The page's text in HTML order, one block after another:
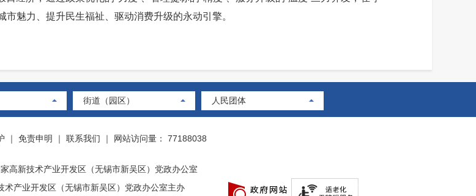
市魅力、提升民生福祉、驱动消费升级的永动引擎。
街道（园区） 人民团体
｜ 免责申明 ｜ 联系我们 ｜ 网站访问量： 77188038
高新技术产业开发区（无锡市新吴区）党政办公室
术产业开发区（无锡市新吴区）党政办公室主办